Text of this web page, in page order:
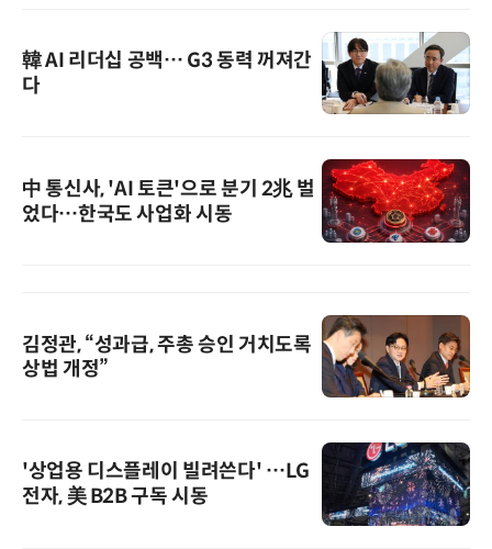
韓 AI 리더십 공백… G3 동력 꺼져간
다
中 통신사, 'AI 토큰'으로 분기 2兆 벌
었다…한국도 사업화 시동
김정관, “성과급, 주총 승인 거치도록
상법 개정”
'상업용 디스플레이 빌려쓴다' …LG
전자, 美 B2B 구독 시동